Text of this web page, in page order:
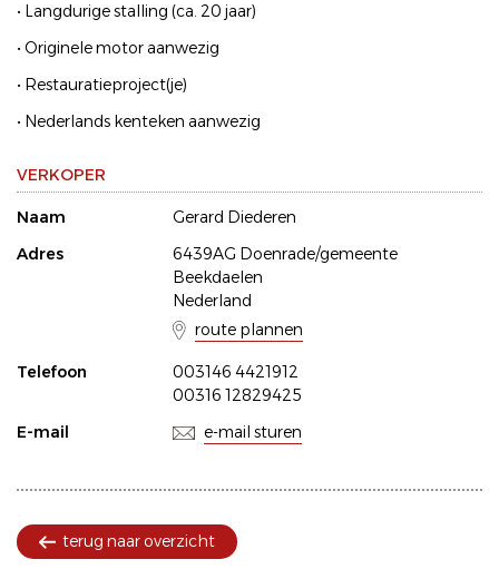
• Langdurige stalling (ca. 20 jaar)
• Originele motor aanwezig
• Restauratieproject(je)
• Nederlands kenteken aanwezig
VERKOPER
Naam
Gerard Diederen
Adres
6439AG Doenrade/gemeente
Beekdaelen
Nederland
route plannen
Telefoon
003146 4421912
00316 12829425
E-mail
e-mail sturen
terug naar overzicht